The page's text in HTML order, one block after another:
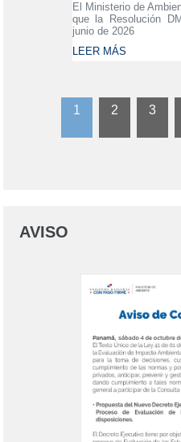
El Ministerio de
que la Resolución
junio de 2026
LEER MÁS
1 2 3
AVISO